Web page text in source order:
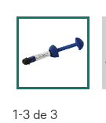
1-3 de 3